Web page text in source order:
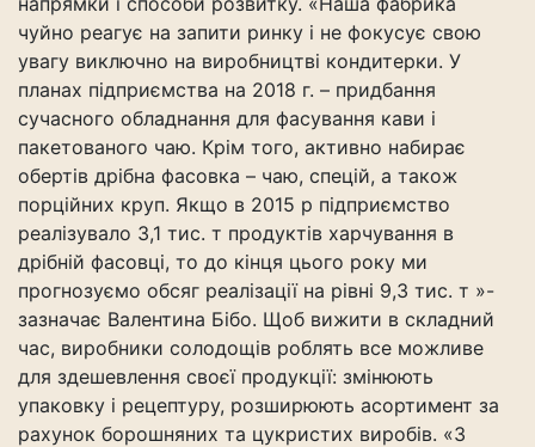
чуйно реагує на запити ринку і не фокусує свою
увагу виключно на виробництві кондитерки. У
планах підприємства на 2018 г. – придбання
сучасного обладнання для фасування кави і
пакетованого чаю. Крім того, активно набирає
обертів дрібна фасовка – чаю, спецій, а також
порційних круп. Якщо в 2015 р підприємство
реалізувало 3,1 тис. т продуктів харчування в
дрібній фасовці, то до кінця цього року ми
прогнозуємо обсяг реалізації на рівні 9,3 тис. т »-
зазначає Валентина Бібо. Щоб вижити в складний
час, виробники солодощів роблять все можливе
для здешевлення своєї продукції: змінюють
упаковку і рецептуру, розширюють асортимент за
рахунок борошняних та цукристих виробів. «З